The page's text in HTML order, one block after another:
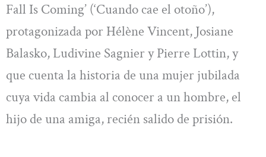
Fall Is Coming’ (‘Cuando cae el otoño’),
protagonizada por Hélène Vincent, Josiane
Balasko, Ludivine Sagnier y Pierre Lottin, y
que cuenta la historia de una mujer jubilada
cuya vida cambia al conocer a un hombre, el
hijo de una amiga, recién salido de prisión.